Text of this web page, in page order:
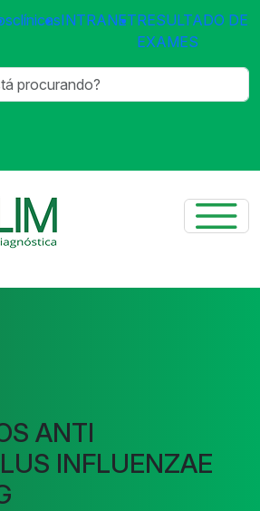
clínicasINTRANETRESULTADO DE
EXAMES
ANTI
INFLUENZAE